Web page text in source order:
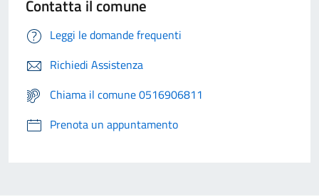
Contatta il comune
Leggi le domande frequenti
Richiedi Assistenza
Chiama il comune 0516906811
Prenota un appuntamento